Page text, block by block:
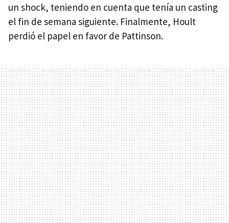
un shock, teniendo en cuenta que tenía un casting
el fin de semana siguiente. Finalmente, Hoult
perdió el papel en favor de Pattinson.